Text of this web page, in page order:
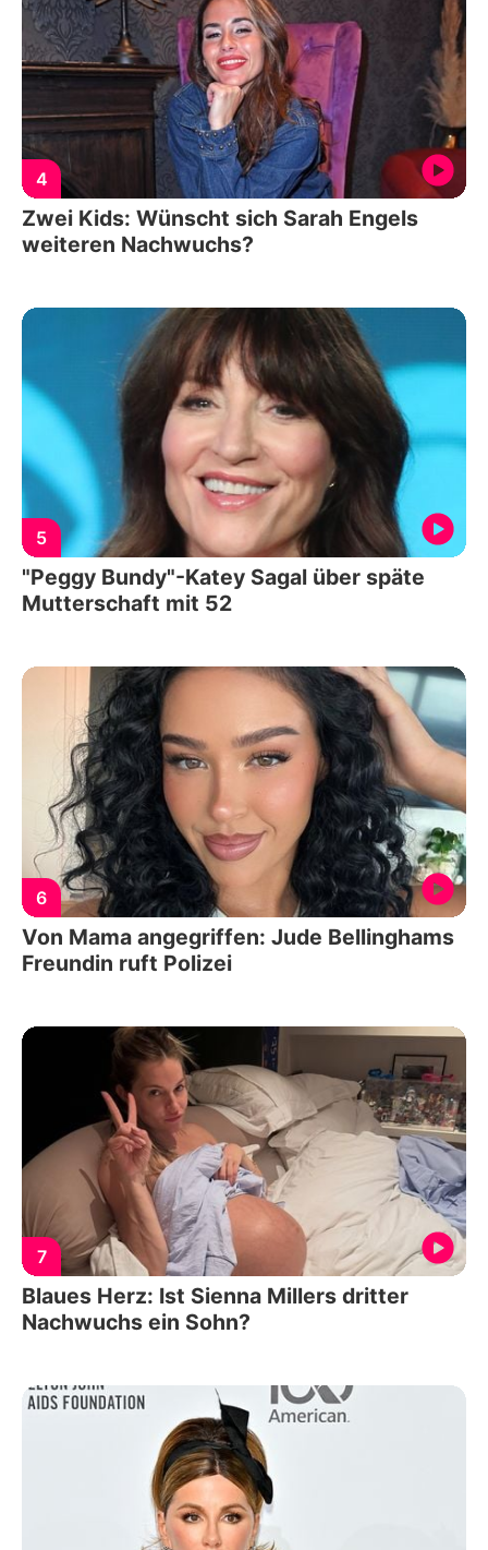
4
Zwei Kids: Wünscht sich Sarah Engels
weiteren Nachwuchs?
5
"Peggy Bundy"-Katey Sagal über späte
Mutterschaft mit 52
6
Von Mama angegriffen: Jude Bellinghams
Freundin ruft Polizei
7
Blaues Herz: Ist Sienna Millers dritter
Nachwuchs ein Sohn?